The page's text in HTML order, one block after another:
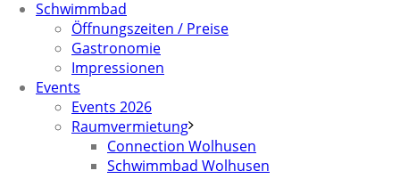
Schwimmbad
Öffnungszeiten / Preise
Gastronomie
Impressionen
Events
Events 2026
Raumvermietung
Connection Wolhusen
Schwimmbad Wolhusen